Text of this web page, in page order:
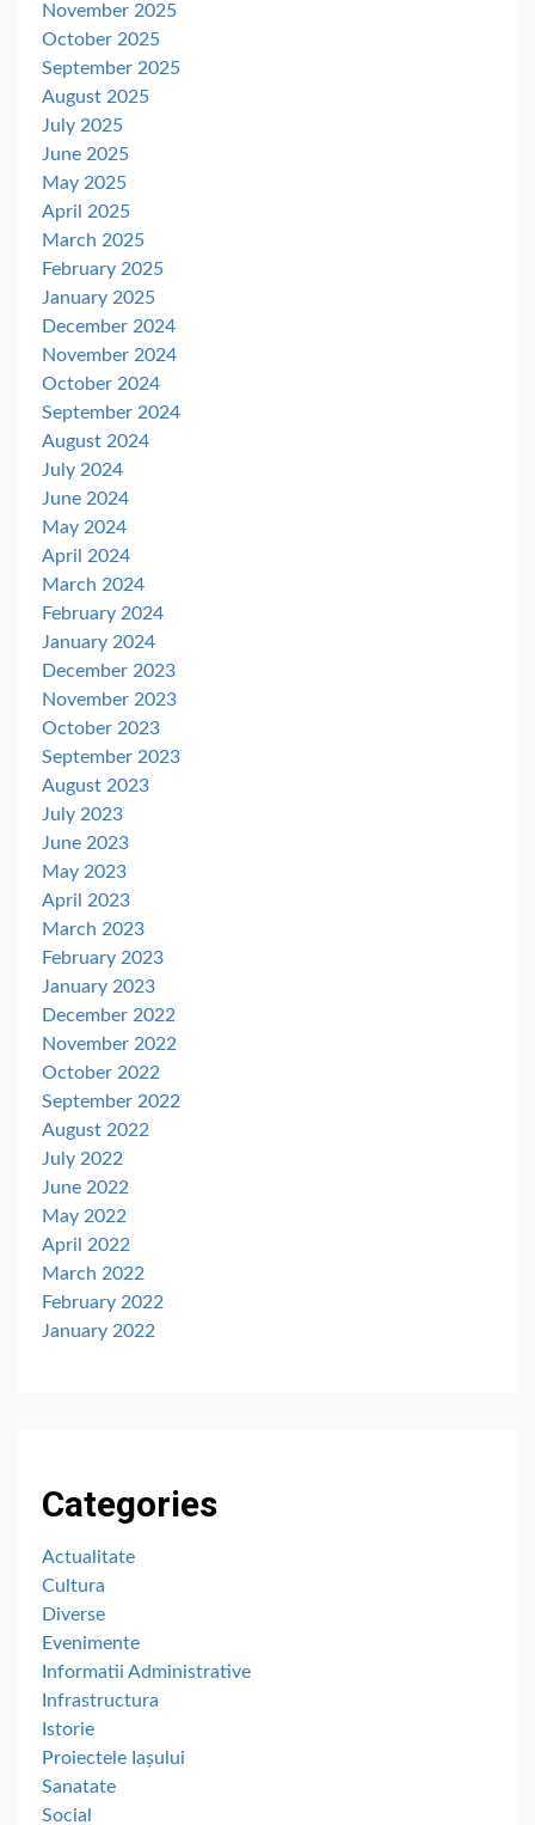
November 2025
October 2025
September 2025
August 2025
July 2025
June 2025
May 2025
April 2025
March 2025
February 2025
January 2025
December 2024
November 2024
October 2024
September 2024
August 2024
July 2024
June 2024
May 2024
April 2024
March 2024
February 2024
January 2024
December 2023
November 2023
October 2023
September 2023
August 2023
July 2023
June 2023
May 2023
April 2023
March 2023
February 2023
January 2023
December 2022
November 2022
October 2022
September 2022
August 2022
July 2022
June 2022
May 2022
April 2022
March 2022
February 2022
January 2022
Categories
Actualitate
Cultura
Diverse
Evenimente
Informatii Administrative
Infrastructura
Istorie
Proiectele Iașului
Sanatate
Social